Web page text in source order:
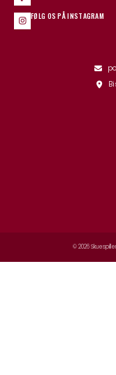
FØLG OS PÅ INSTAGRAM
© 2026